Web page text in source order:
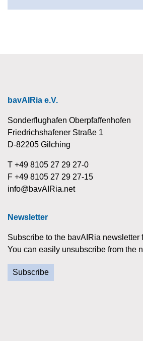
bavAIRia e.V.
Sonderflughafen Oberpfaffenhofen
Friedrichshafener Straße 1
D-82205 Gilching
T +49 8105 27 29 27-0
F +49 8105 27 29 27-15
info@bavAIRia.net
Newsletter
Subscribe to the bavAIRia newsletter
You can easily unsubscribe from the
Subscribe